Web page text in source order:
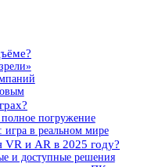
полное погружение
игра в реальном мире
VR и AR в 2025 году?
и доступные решения